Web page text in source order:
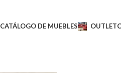
CATÁLOGO DE MUEBLES OUTLET